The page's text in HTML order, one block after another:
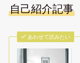
自己紹介記事
あわせて読みたい